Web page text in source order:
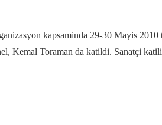
kapsaminda 29-30 Mayis
Kemal Toraman da katildi. Sanatçi